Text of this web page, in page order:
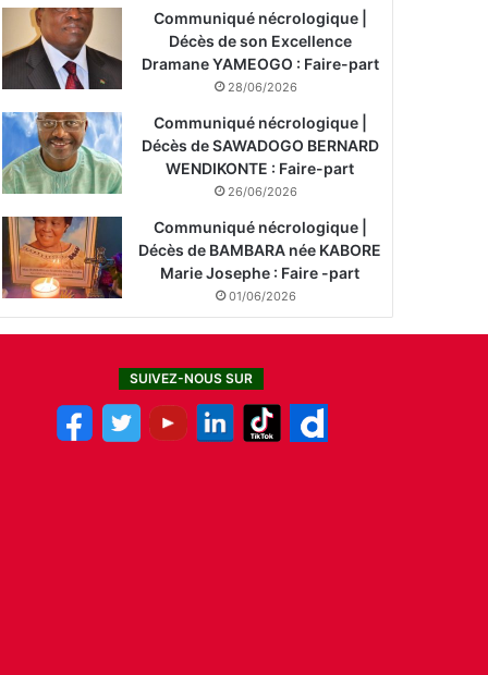
Communiqué nécrologique |
Décès de son Excellence
Dramane YAMEOGO : Faire-part
28/06/2026
Communiqué nécrologique |
Décès de SAWADOGO BERNARD
WENDIKONTE : Faire-part
26/06/2026
Communiqué nécrologique |
Décès de BAMBARA née KABORE
Marie Josephe : Faire -part
01/06/2026
SUIVEZ-NOUS SUR